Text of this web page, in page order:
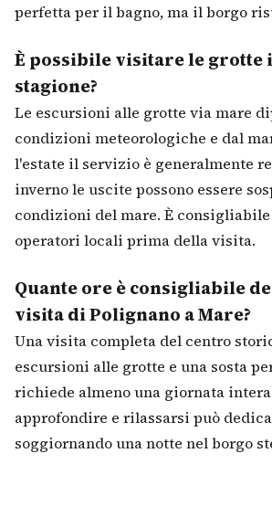
perfetta per il bagno, ma il borgo
È possibile visitare le grotte
stagione?
Le escursioni alle grotte via mare
condizioni meteorologiche e dal
l'estate il servizio è generalmente
inverno le uscite possono essere
condizioni del mare. È
operatori locali prima della visita.
Quante ore è consigliabile
visita di Polignano a Mare?
Una visita completa del centro
escursioni alle grotte e una sosta
richiede almeno una giornata
approfondire e rilassarsi può
soggiornando una notte nel borgo